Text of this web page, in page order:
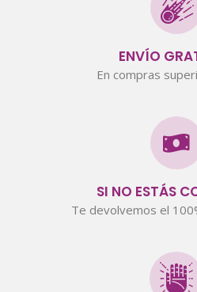
ENVÍO
En compras
SI NO ESTÁS
Te devolvemos el